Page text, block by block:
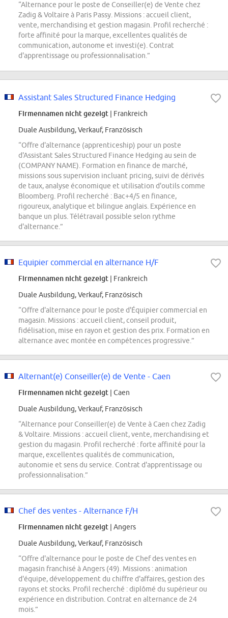
“Alternance pour le poste de Conseiller(e) de Vente chez
Zadig & Voltaire à Paris Passy. Missions : accueil client,
vente, merchandising et gestion magasin. Profil recherché :
forte affinité pour la marque, excellentes qualités de
communication, autonome et investi(e). Contrat
d'apprentissage ou professionnalisation.”
Assistant Sales Structured Finance Hedging
Firmennamen nicht gezeigt | Frankreich
Duale Ausbildung, Verkauf, Französisch
“Offre d'alternance (apprenticeship) pour un poste
d'Assistant Sales Structured Finance Hedging au sein de
(COMPANY NAME). Formation en finance de marché,
missions sous supervision incluant pricing, suivi de dérivés
de taux, analyse économique et utilisation d'outils comme
Bloomberg. Profil recherché : Bac+4/5 en finance,
rigoureux, analytique et bilingue anglais. Expérience en
banque un plus. Télétravail possible selon rythme
d'alternance.”
Equipier commercial en alternance H/F
Firmennamen nicht gezeigt | Frankreich
Duale Ausbildung, Verkauf, Französisch
“Offre d'alternance pour le poste d'Équipier commercial en
magasin. Missions : accueil client, conseil produit,
fidélisation, mise en rayon et gestion des prix. Formation en
alternance avec montée en compétences progressive.”
Alternant(e) Conseiller(e) de Vente - Caen
Firmennamen nicht gezeigt | Caen
Duale Ausbildung, Verkauf, Französisch
“Alternance pour Conseiller(e) de Vente à Caen chez Zadig
& Voltaire. Missions : accueil client, vente, merchandising et
gestion du magasin. Profil recherché : forte affinité pour la
marque, excellentes qualités de communication,
autonomie et sens du service. Contrat d'apprentissage ou
professionnalisation.”
Chef des ventes - Alternance F/H
Firmennamen nicht gezeigt | Angers
Duale Ausbildung, Verkauf, Französisch
“Offre d'alternance pour le poste de Chef des ventes en
magasin franchisé à Angers (49). Missions : animation
d'équipe, développement du chiffre d'affaires, gestion des
rayons et stocks. Profil recherché : diplômé du supérieur ou
expérience en distribution. Contrat en alternance de 24
mois.”